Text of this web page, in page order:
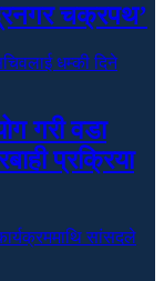
चक्रपथ’
गरी वडा
प्रक्रिया